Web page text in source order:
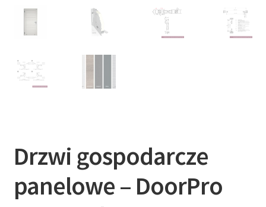
Drzwi gospodarcze
panelowe – DoorPro